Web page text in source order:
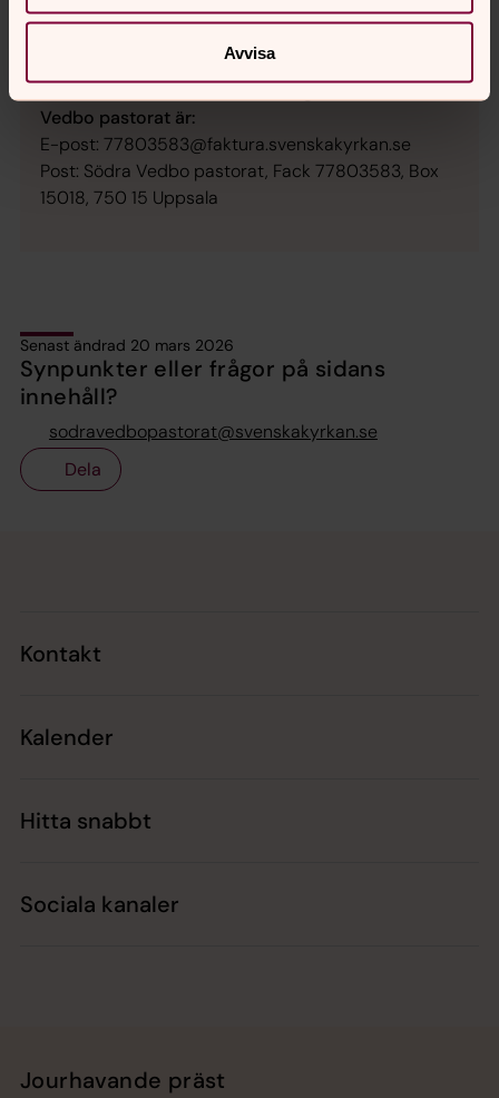
Avvisa
Postadress: Box 248, 575 23 EKSJÖ
Fakturaadress för alla församlingarna i Södra
Vedbo pastorat är:
E-post: 77803583@faktura.svenskakyrkan.se
Post: Södra Vedbo pastorat, Fack 77803583, Box
15018, 750 15 Uppsala
Senast ändrad 20 mars 2026
Synpunkter eller frågor på sidans
innehåll?
sodravedbopastorat@svenskakyrkan.se
Dela
Kontakt
Kalender
Hitta snabbt
Sociala kanaler
Jourhavande präst